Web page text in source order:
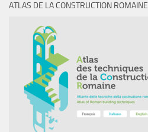
ATLAS DE LA CONSTRUCTION ROMAINE